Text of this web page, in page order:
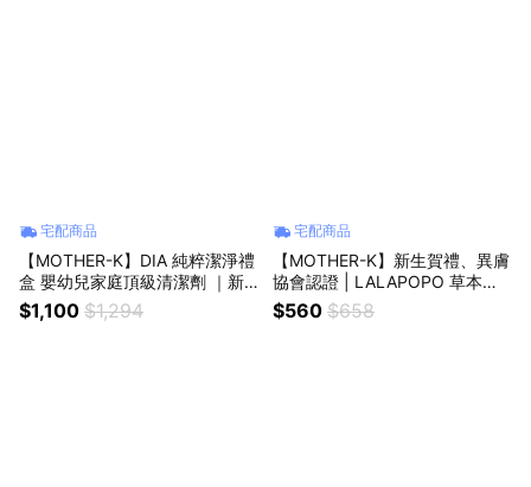
宅配商品
【MOTHER-K】DIA 純粹潔淨禮
盒 嬰幼兒家庭頂級清潔劑 ｜新
生禮、彌月禮、滿月禮
$1,100 $1,294
宅配商品
【MOTHER-K】新生賀禮、異膚
協會認證 | LALAPOPO 草本極
淨蔬果奶瓶清潔劑500ml (瓶)x2
｜新生禮、彌月禮、滿月禮 ♥附
$560 $658